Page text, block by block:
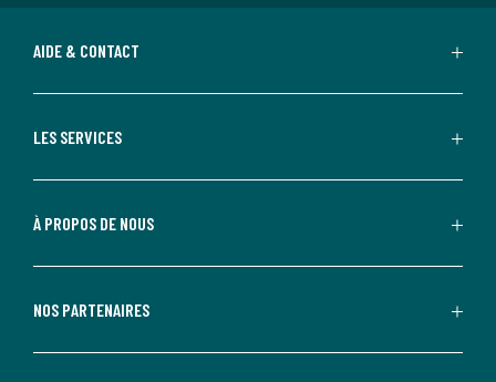
AIDE & CONTACT
LES SERVICES
À PROPOS DE NOUS
NOS PARTENAIRES